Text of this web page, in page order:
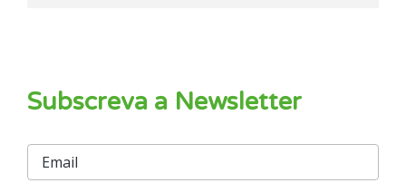
Subscreva a Newsletter